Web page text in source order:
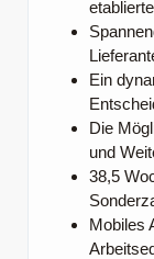
Ein
Die
und
38,5
Mobiles